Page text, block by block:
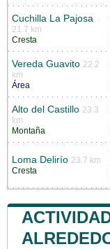
Cuchilla La Pajosa
21.7 km
Cresta
Vereda Guavito 22.2
km
Área
Alto del Castillo 23.3
km
Montaña
Loma Delirío 23.7 km
Cresta